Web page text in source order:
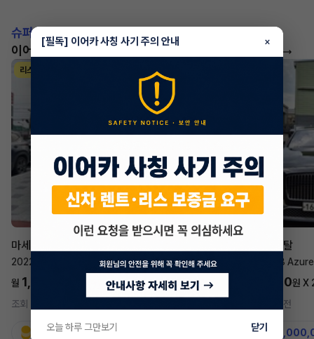
슈퍼카!
이어카에서 좋은 조건으로 만나보세요
리스
승계 매니저
한태현
마세라티 르반떼
2022년
2.0 Hybrid GT
월 1,697,700 24개월
조회 757
지원금31,860,000원
벤틀리 컨티넨탈
4.0 V8 Azure
5,577,270원 X
2주 전
지원금
[필독] 이어카 사칭 사기 주의 안내 ×
오늘 하루 그만보기 닫기